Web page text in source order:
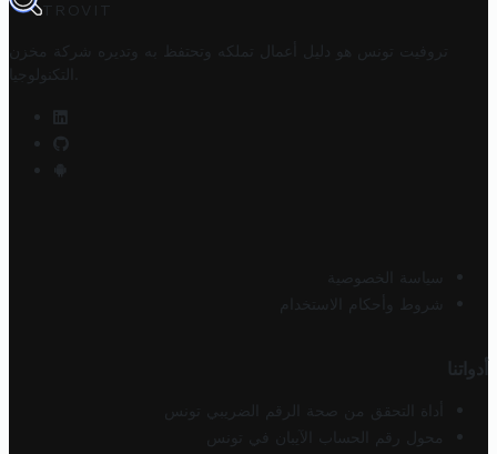
TROVIT
تروفيت تونس هو دليل أعمال تملكه وتحتفظ به وتديره
شركة مخزن
التكنولوجيا
سياسة الخصوصية
شروط وأحكام الاستخدام
أدواتنا
أداة التحقق من صحة الرقم الضريبي تونس
محول رقم الحساب الآيبان في تونس